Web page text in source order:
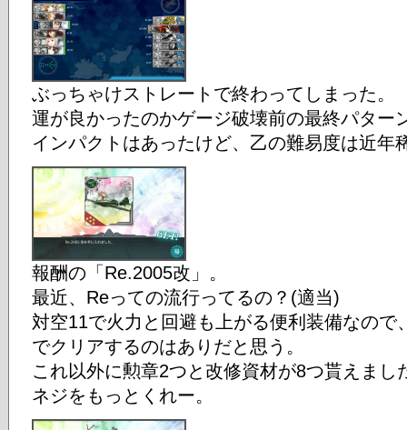
ぶっちゃけストレートで終わってしまった。
運が良かったのかゲージ破壊前の最終パター
インパクトはあったけど、乙の難易度は近年
報酬の「Re.2005改」。
最近、Reっての流行ってるの？(適当)
対空11で火力と回避も上がる便利装備なので
でクリアするのはありだと思う。
これ以外に勲章2つと改修資材が8つ貰えまし
ネジをもっとくれー。